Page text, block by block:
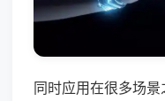
同时应用在很多场